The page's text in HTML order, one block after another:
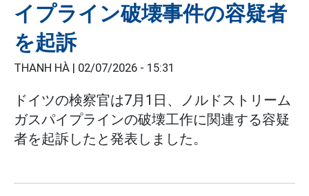
イプライン破壊事件の容疑者
を起訴
THANH HÀ | 02/07/2026 - 15:31
ドイツの検察官は7月1日、ノルドストリーム
ガスパイプラインの破壊工作に関連する容疑
者を起訴したと発表しました。